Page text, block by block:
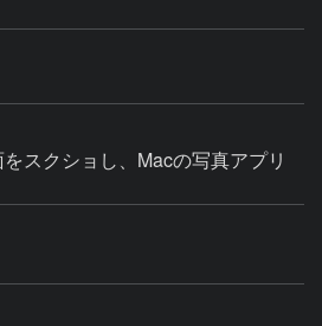
スクショし、Macの写真アプリ